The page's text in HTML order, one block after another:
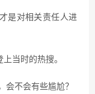
是对相关责任人进
当时的热搜。
会不会有些尴尬？